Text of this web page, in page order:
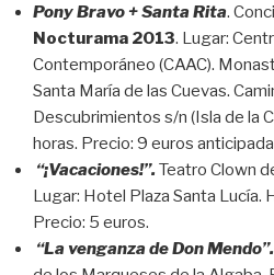
Pony Bravo + Santa Rita.
Nocturama 2013. Lugar:
Contemporáneo (CAAC).
Santa María de las Cuevas.
Descubrimientos s/n (Isla de la
horas. Precio: 9 euros
“¡Vacaciones!”. Teatro Clown
Lugar: Hotel Plaza Santa Lucía.
Precio: 5 euros.
“La venganza de Don Mendo”.